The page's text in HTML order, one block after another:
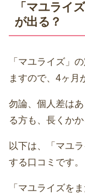
「マユライ
が出る？
「マユライズ」
ますので、4ヶ月
勿論、個人差は
る方も、長くか
以下は、「マユ
する口コミです。
「マユライズを